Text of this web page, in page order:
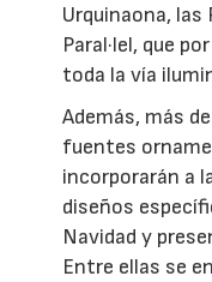
Urquinaona, las
Paral·lel, que
toda la vía
Además, más
fuentes
incorporarán a
diseños
Navidad y
Entre ellas se